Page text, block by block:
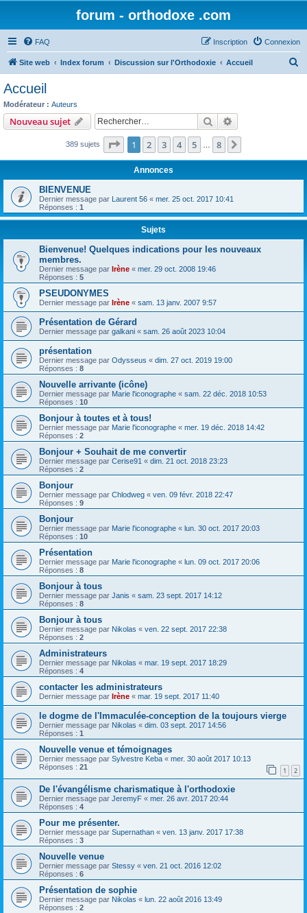
forum - orthodoxe .com
FAQ Connexion
Inscription
Site web Index forum Discussion sur l'Orthodoxie Accueil
c
Accueil
Modérateur : Auteurs
Nouveau sujet Rechercher
389 sujets Page 1sur8
1 2 3 4 5 8
Annonces
BIENVENUE
Dernier message par Laurent 56 « mer. 25 oct. 2017 10:41
Réponses : 1
Sujets
Bienvenue! Quelques indications pour les nouveaux
membres.
Dernier message par Irène « mer. 29 oct. 2008 19:46
Réponses : 5
PSEUDONYMES
Dernier message par Irène « sam. 13 janv. 2007 9:57
Présentation de Gérard
Dernier message par galkani « sam. 26 août 2023 10:04
présentation
Dernier message par Odysseus « dim. 27 oct. 2019 19:00
Réponses : 8
Nouvelle arrivante (icône)
Dernier message par Marie l'iconographe « sam. 22 déc. 2018 10:53
Réponses : 10
Bonjour à toutes et à tous!
Dernier message par Marie l'iconographe « mer. 19 déc. 2018 14:42
Réponses : 2
Bonjour + Souhait de me convertir
Dernier message par Cerise91 « dim. 21 oct. 2018 23:23
Réponses : 2
Bonjour
Dernier message par Chlodweg « ven. 09 févr. 2018 22:47
Réponses : 9
Bonjour
Dernier message par Marie l'iconographe « lun. 30 oct. 2017 20:03
Réponses : 10
Présentation
Dernier message par Marie l'iconographe « lun. 09 oct. 2017 20:06
Réponses : 8
Bonjour à tous
Dernier message par Janis « sam. 23 sept. 2017 14:12
Réponses : 8
Bonjour à tous
Dernier message par Nikolas « ven. 22 sept. 2017 22:38
Réponses : 2
Administrateurs
Dernier message par Nikolas « mar. 19 sept. 2017 18:29
Réponses : 4
contacter les administrateurs
Dernier message par Irène « mar. 19 sept. 2017 11:40
le dogme de l'Immaculée-conception de la toujours vierge
Dernier message par Nikolas « dim. 03 sept. 2017 14:56
Réponses : 1
Nouvelle venue et témoignages
Dernier message par Sylvestre Keba « mer. 30 août 2017 10:13
Réponses : 21 1 2
De l'évangélisme charismatique à l'orthodoxie
Dernier message par JeremyF « mer. 26 avr. 2017 20:44
Réponses : 4
Pour me présenter.
Dernier message par Supernathan « ven. 13 janv. 2017 17:38
Réponses : 3
Nouvelle venue
Dernier message par Stessy « ven. 21 oct. 2016 12:02
Réponses : 6
Présentation de sophie
Dernier message par Nikolas « lun. 22 août 2016 13:49
Réponses : 2